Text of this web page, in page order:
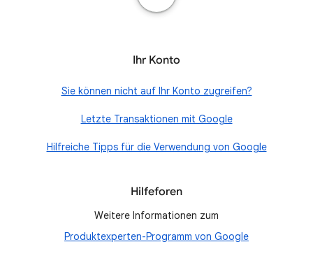
Ihr Konto
Sie können nicht auf Ihr Konto zugreifen?
Letzte Transaktionen mit Google
Hilfreiche Tipps für die Verwendung von Google
Hilfeforen
Weitere Informationen zum
Produktexperten-Programm von Google